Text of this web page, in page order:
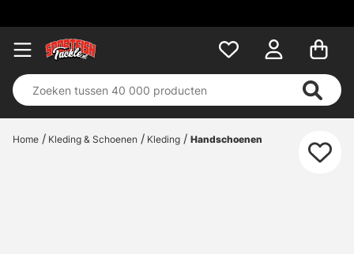
Home Kleding & Schoenen Kleding Handschoenen